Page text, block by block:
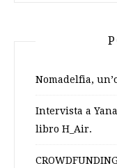
Nomadelfia,
Intervista a
libro H_Air.